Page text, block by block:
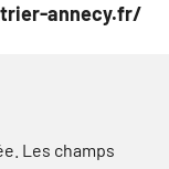
annecy.fr/
Les champs